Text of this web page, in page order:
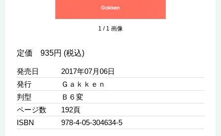
1 / 1 画像
定価 935円 (税込)
発売日
2017年07月06日
発行
Ｇａｋｋｅｎ
判型
Ｂ６変
ページ数
192頁
ISBN
978-4-05-304634-5